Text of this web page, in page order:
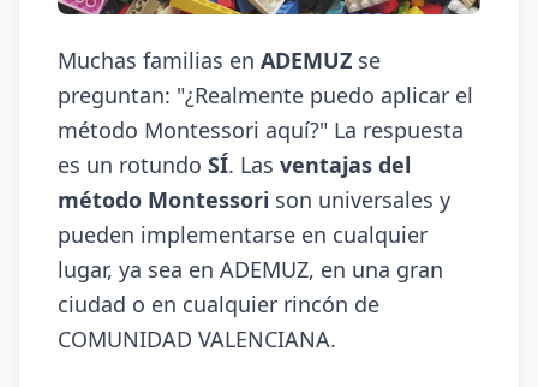
Muchas familias en ADEMUZ se
preguntan: "¿Realmente puedo aplicar el
método Montessori aquí?" La respuesta
es un rotundo SÍ. Las ventajas del
método Montessori son universales y
pueden implementarse en cualquier
lugar, ya sea en ADEMUZ, en una gran
ciudad o en cualquier rincón de
COMUNIDAD VALENCIANA.